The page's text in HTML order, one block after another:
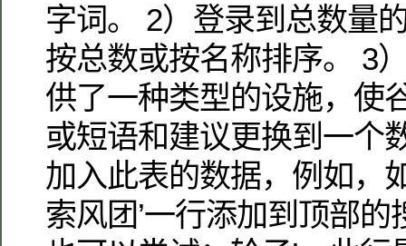
字词。 2）登录到总数量
按总数或按名称排序。 3
供了一种类型的设施，使
或短语和建议更换到一个
加入此表的数据，例如，
索风团’一行添加到顶部的